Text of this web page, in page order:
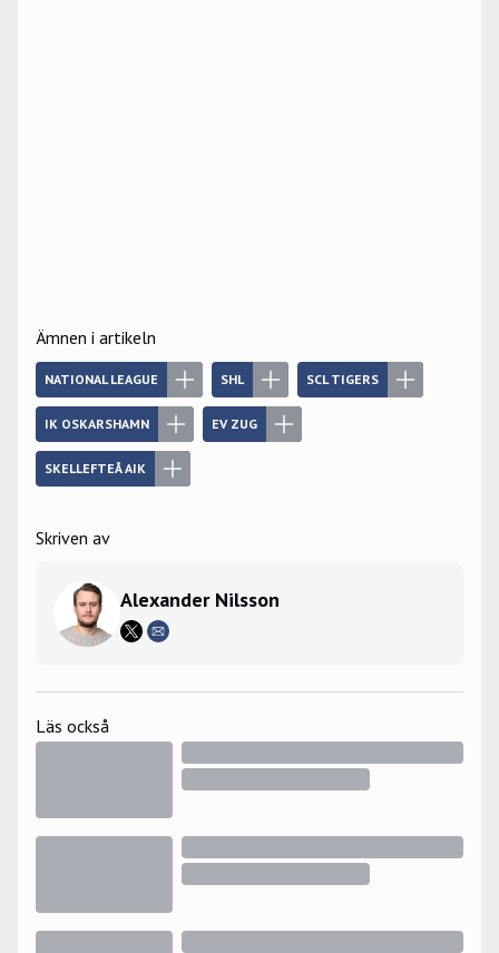
Ämnen i artikeln
NATIONAL LEAGUE SHL SCL TIGERS
IK OSKARSHAMN EV ZUG
SKELLEFTEÅ AIK
Skriven av
Alexander Nilsson
Läs också